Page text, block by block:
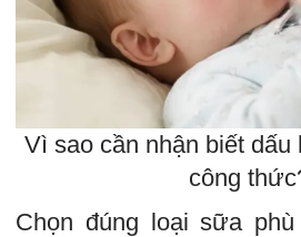
Vì sao cần nhận biết
công
Chọn đúng loại sữa